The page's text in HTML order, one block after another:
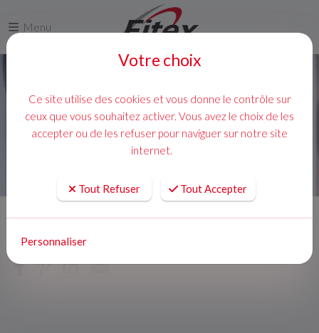
Menu
Votre choix
Ce site utilise des cookies et vous donne le contrôle sur
ceux que vous souhaitez activer. Vous avez le choix de les
accepter ou de les refuser pour naviguer sur notre site
internet.
Tout Refuser Tout Accepter
Personnaliser